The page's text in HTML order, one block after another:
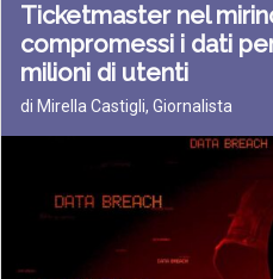
Ticketmaster nel
compromessi i dati
milioni di utenti
di Mirella Castigli, Giornalista